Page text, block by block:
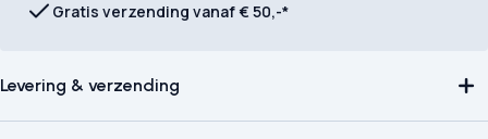
Gratis verzending vanaf € 50,-*
Levering & verzending